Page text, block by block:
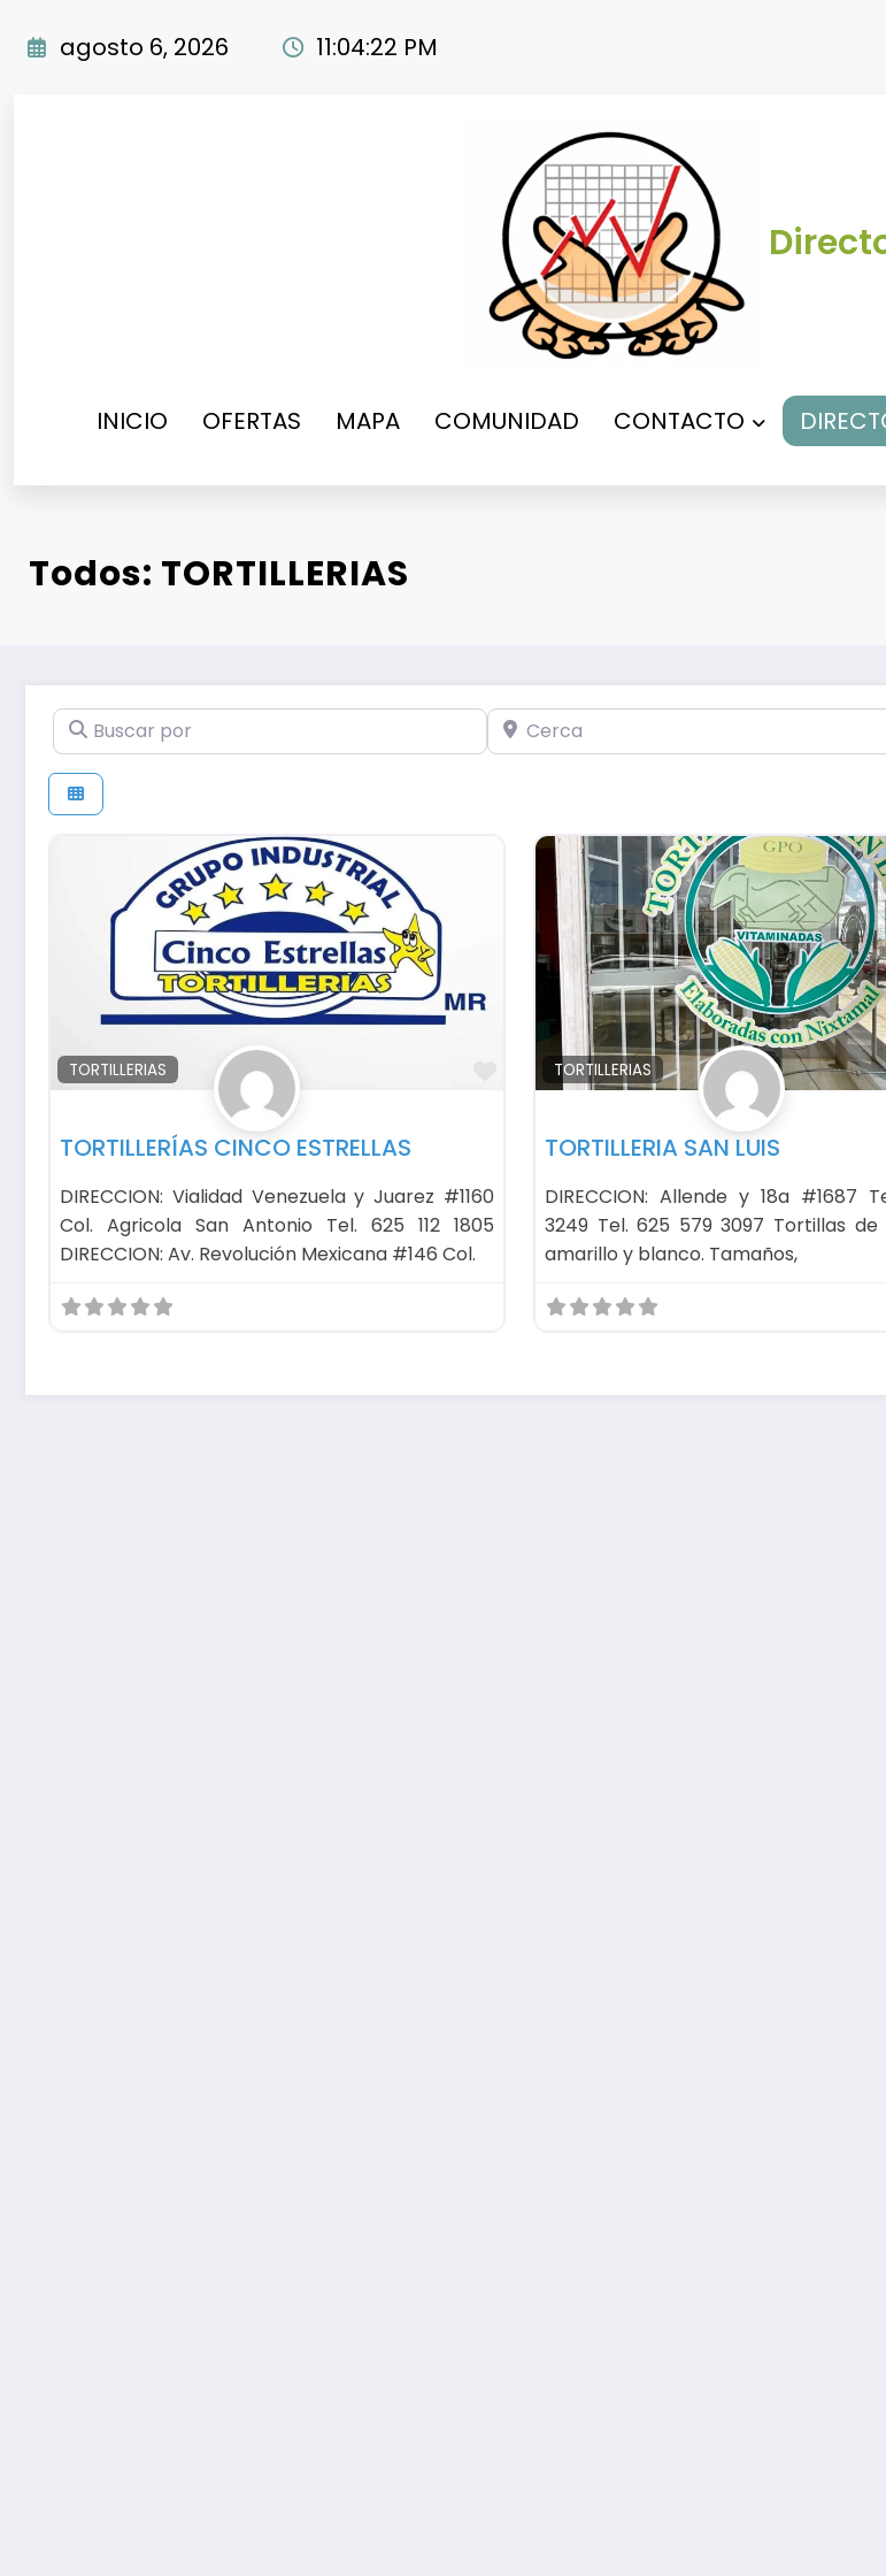
agosto 6, 2026 11:04:23 PM
INICIO OFERTAS MAPA COMUNIDAD CONTACTO
Todos: TORTILLERIAS
Buscar por Cerca
TORTILLERIAS Favorito
TORTILLERÍAS CINCO ESTRELLAS
DIRECCION: Vialidad Venezuela y Juarez #1160
Col. Agricola San Antonio Tel. 625 112 1805
DIRECCION: Av. Revolución Mexicana #146 Col.
TORTILLERIAS
TORTILLERIA SAN LUIS
DIRECCION: Allende y 18a #1687
3249 Tel. 625 579 3097 Tortillas de
amarillo y blanco. Tamaños,